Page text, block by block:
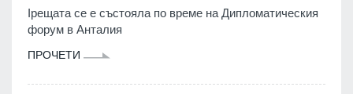
Iрещата се е състояла по време на Дипломатическия
форум в Анталия
ПРОЧЕТИ